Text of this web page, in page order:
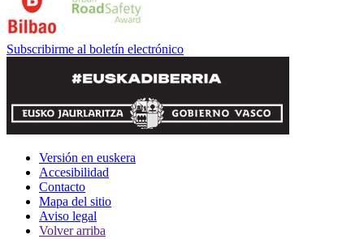
Subscribirme al boletín electrónico
Versión en euskera
Accesibilidad
Contacto
Mapa del sitio
Aviso legal
Volver arriba